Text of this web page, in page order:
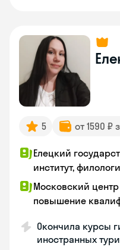
5 от 1590 ₽
Елецкий
институт,
Московский
повышение
Окончила курсы
иностранных